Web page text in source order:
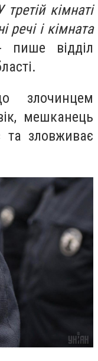
кімнаті
речі і кімната
відділ
злочинцем
мешканець
зловживає